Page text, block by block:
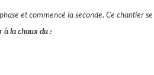
et commencé la seconde. Ce chantier
à la chaux du :